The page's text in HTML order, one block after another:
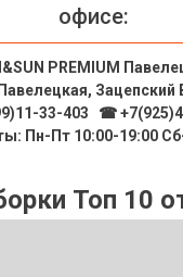
офисе:
PREMIUM
Зацепский
33-403
☎
Пн-Пт 10:00-19:00
Топ 10